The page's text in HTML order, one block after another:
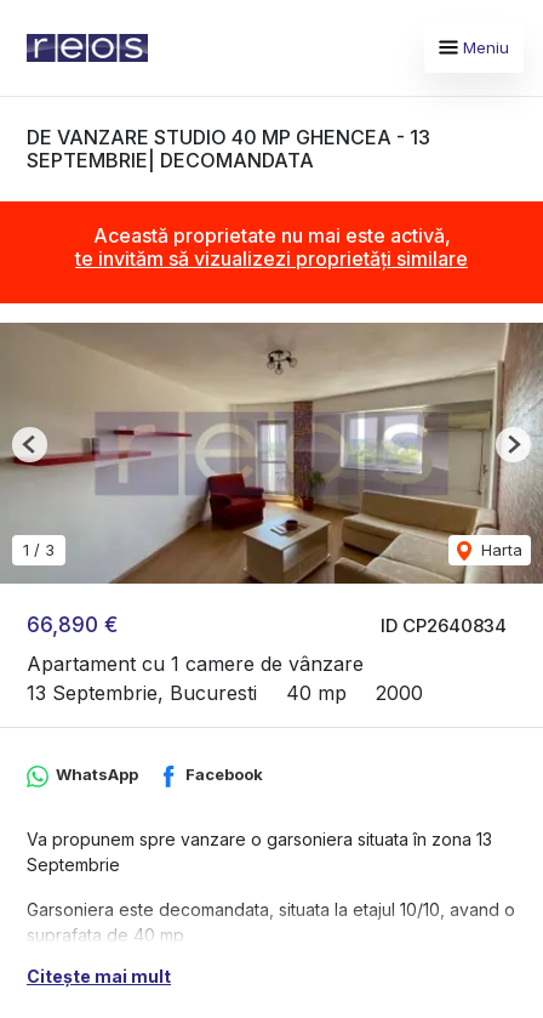
Meniu
DE VANZARE STUDIO 40 MP GHENCEA - 13
SEPTEMBRIE| DECOMANDATA
Această proprietate nu mai este activă,
te invităm să vizualizezi proprietăți similare
ID CP2640834
66,890 €
Apartament cu 1 camere de vânzare
13 Septembrie, Bucuresti
40 mp 2000
1 / 3 Harta
Previous
WhatsApp Facebook
Va propunem spre vanzare o garsoniera situata în zona 13
Septembrie
Garsoniera este decomandata, situata la etajul 10/10, avand o
suprafata de 40 mp
- Finalizat in anul 2000
Citește mai mult